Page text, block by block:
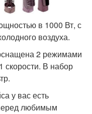
в 1000 Вт, с
воздуха.
2 режимами
скорости. В набор
у вас есть
любимым